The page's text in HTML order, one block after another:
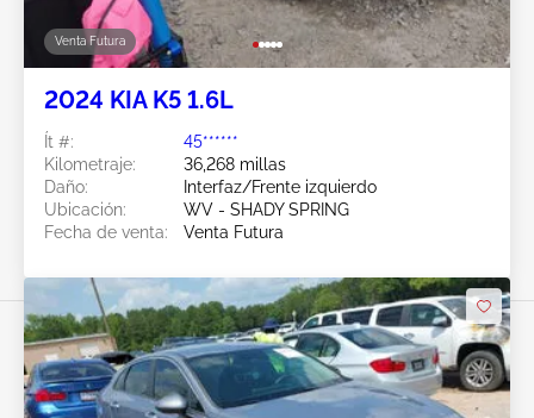
Venta Futura
2024 KIA K5 1.6L
Ít #:
45******
Kilometraje:
36,268 millas
Daño:
Interfaz/Frente izquierdo
Ubicación:
WV - SHADY SPRING
Fecha de venta:
Venta Futura